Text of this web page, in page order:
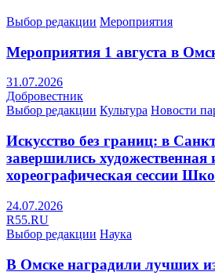
Выбор редакции Мероприятия
Мероприятия 1 августа в
31.07.2026
Добровестник
Выбор редакции Культура Новости
Искусство без границ: в
завершились художественная
хореографическая сессии
24.07.2026
R55.RU
Выбор редакции Наука
В Омске наградили лучших